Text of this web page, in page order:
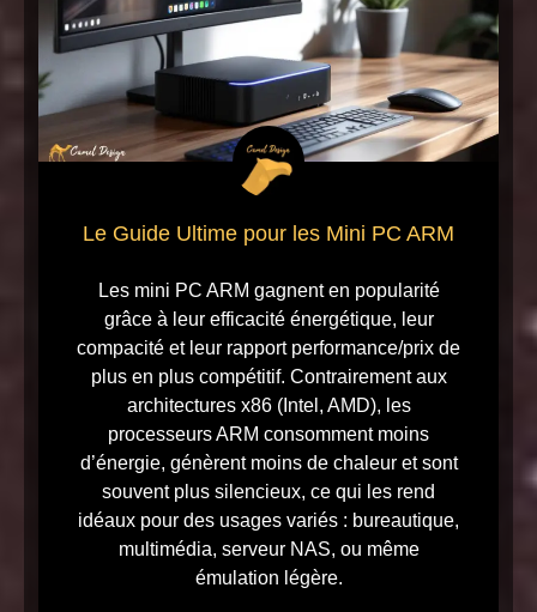
Le Guide Ultime pour les Mini PC ARM
Les mini PC ARM gagnent en popularité
grâce à leur efficacité énergétique, leur
compacité et leur rapport performance/prix de
plus en plus compétitif. Contrairement aux
architectures x86 (Intel, AMD), les
processeurs ARM consomment moins
d’énergie, génèrent moins de chaleur et sont
souvent plus silencieux, ce qui les rend
idéaux pour des usages variés : bureautique,
multimédia, serveur NAS, ou même
émulation légère.